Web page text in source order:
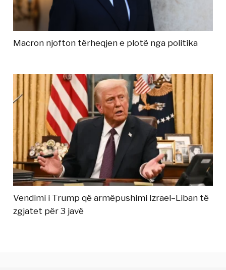
Macron njofton tërheqjen e plotë nga politika
Vendimi i Trump që armëpushimi Izrael–Liban të
zgjatet për 3 javë